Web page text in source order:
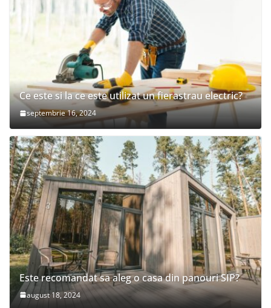
Ce este si la ce este utilizat un fierastrau electric?
septembrie 16, 2024
Este recomandat sa aleg o casa din panouri SIP?
august 18, 2024